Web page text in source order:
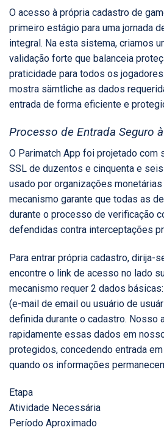
O acesso à própria cadastro de
primeiro estágio para uma jornada
integral. Na esta sistema, criamos
validação forte que balanceia
praticidade para todos os
mostra sämtliche as dados
entrada de forma eficiente e
Processo de Entrada Seguro
O Parimatch App foi projetado com
SSL de duzentos e cinquenta e
usado por organizações
mecanismo garante que todas as
durante o processo de verificação
defendidas contra interceptações
Para entrar própria cadastro, dirija-
encontre o link de acesso no lado
mecanismo requer 2 dados
(e-mail de email ou usuário de
definida durante o cadastro. Nosso
rapidamente essas dados em
protegidos, concedendo entrada
quando os informações
Etapa
Atividade Necessária
Período Aproximado